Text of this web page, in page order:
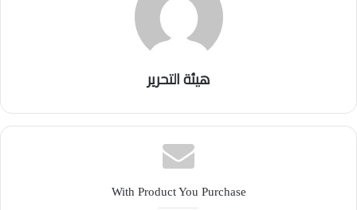
هيئة التحرير
With Product You Purchase